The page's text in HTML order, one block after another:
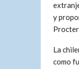
y
Procter
La
como